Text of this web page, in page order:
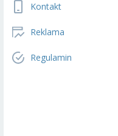
Kontakt
Reklama
Regulamin